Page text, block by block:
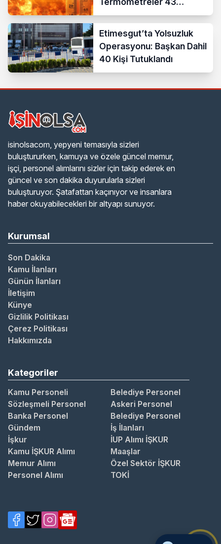
Dereceyi Gösterecek
Etimesgut’ta Yolsuzluk
Operasyonu: Başkan Dahil
40 Kişi Tutuklandı
isinolsacom, yepyeni temasıyla sizleri
buluştururken, kamuya ve özele güncel memur,
işçi, personel alımlarını sizler için takip ederek en
güncel ve son dakika duyurularla sizleri
buluşturuyor. Şatafattan kaçınıyor ve insanlara
haber okuyabilecekleri bir altyapı sunuyor.
Kurumsal
Son Dakika
Kamu İlanları
Günün İlanları
İletişim
Künye
Gizlilik Politikası
Çerez Politikası
Hakkımızda
Kategoriler
Kamu Personeli
Belediye Personel
Sözleşmeli Personel
Askeri Personel
Banka Personel
Belediye Personel
Gündem
İş İlanları
İşkur
İUP Alımı İŞKUR
Kamu İŞKUR Alımı
Maaşlar
Memur Alımı
Özel Sektör İŞKUR
Personel Alımı
TOKİ